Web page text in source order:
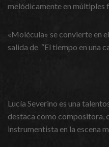
melódicamente en múltiples
«Molécula» se convierte en
salida de “El tiempo en una
Lucía Severino es una
destaca como compositora,
instrumentista en la escena